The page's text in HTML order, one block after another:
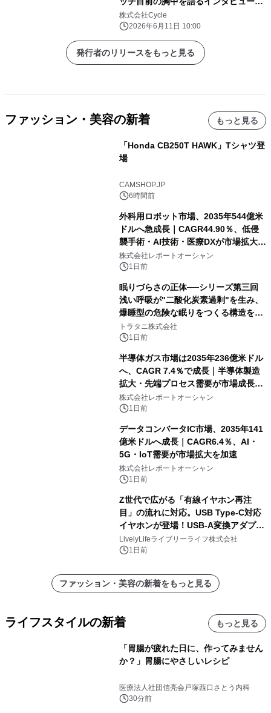
事公開！
株式会社Cycle
2026年6月11日 10:00
発行者のリリースをもっと見る
ファッション・美容の新着 もっと見る
「Honda CB250T HAWK」Tシャツ登
場
CAMSHOP.JP
6時間前
外科用ロボット市場、2035年544億米
ドルへ急成長｜CAGR44.90％、低侵
襲手術・AI技術・医療DXが市場拡大を
牽引
株式会社レポートオーシャン
1日前
眠りづらさの正体──シリーズ第三回
浅い呼吸が"二酸化炭素過剰"を生み、
爆睡型の危険な眠りをつくる構造を解
説
トラタニ株式会社
1日前
半導体ガス市場は2035年236億米ドル
へ、CAGR 7.4％で成長｜半導体製造
拡大・先端プロセス需要が市場成長を
加速
株式会社レポートオーシャン
1日前
データコンバータIC市場、2035年141
億米ドルへ成長｜CAGR6.4％、AI・
5G・IoT需要が市場拡大を加速
株式会社レポートオーシャン
1日前
Z世代で広がる「有線イヤホン再注
目」の流れに対応。USB Type-C対応
イヤホンが登場！USB-A変換アダプタ
ー付きでスマホからパソコンまで幅広
く活用可能
LivelyLifeライブリーライフ株式会社
1日前
ファッション・美容の新着をもっと見る
ライフスタイルの新着 もっと見る
「胃腸が疲れた日に、作ってみません
か？」胃腸にやさしいレシピ
医療法人社団信亮会戸塚西口さとう内科
30分前